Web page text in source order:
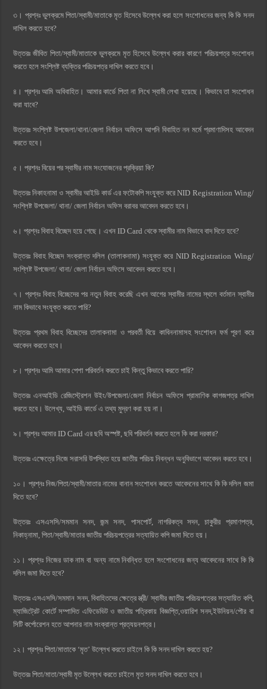
৩। প্রশ্নঃ ভুলক্রমে পিতা/স্বামী/মাতাকে মৃত হিসেবে উল্লেখ করা হলে সংশোধনের জন্য কি কি সনদ
দাখিল করতে হবে?
উত্তরঃ জীবিত পিতা/স্বামী/মাতাকে ভুলক্রমে মৃত হিসেবে উল্লেখ করার কারণে পরিচয়পত্র সংশোধন
করতে হলে সংশ্লিষ্ট ব্যক্তির পরিচয়পত্র দাখিল করতে হবে।
৪। প্রশ্নঃ আমি অবিবাহিত। আমার কার্ডে পিতা না লিখে স্বামী লেখা হয়েছে। কিভাবে তা সংশোধন
করা যাবে?
উত্তরঃ সংশ্লিষ্ট উপজেলা/থানা/জেলা নির্বাচন অফিসে আপনি বিবাহিত নন মর্মে প্রমাণাদিসহ আবেদন
করতে হবে।
৫। প্রশ্নঃ বিয়ের পর স্বামীর নাম সংযোজনের প্রক্রিয়া কি?
উত্তরঃ নিকাহনামা ও স্বামীর আইডি কার্ড এর ফটোকপি সংযুক্ত করে NID Registration Wing/
সংশ্লিষ্ট উপজেলা/ থানা/ জেলা নির্বাচন অফিস বরাবর আবেদন করতে হবে।
৬। প্রশ্নঃ বিবাহ বিচ্ছেদ হয়ে গেছে। এখন ID Card থেকে স্বামীর নাম বিভাবে বাদ দিতে হবে?
উত্তরঃ বিবাহ বিচ্ছেদ সংক্রান্ত দলিল (তালাকনামা) সংযুক্ত করে NID Registration Wing/
সংশ্লিষ্ট উপজেলা/ থানা/ জেলা নির্বাচন অফিসে আবেদন করতে হবে।
৭। প্রশ্নঃ বিবাহ বিচ্ছেদের পর নতুন বিবাহ করেছি এখন আগের স্বামীর নামের স্থলে বর্তমান স্বামীর
নাম কিভাবে সংযুক্ত করতে পারি?
উত্তরঃ প্রথম বিবাহ বিচ্ছেদের তালাকনামা ও পরবর্তী বিয়ে কাবিননামাসহ সংশোধন ফর্ম পূরণ করে
আবেদন করতে হবে।
৮। প্রশ্নঃ আমি আমার পেশা পরিবর্তন করতে চাই কিন্তু কিভাবে করতে পারি?
উত্তরঃ এনআইডি রেজিস্ট্রেশন উইং/উপজেলা/জেলা নির্বাচন অফিসে প্রামাণিক কাগজপত্র দাখিল
করতে হবে। উলেখ্য, আইডি কার্ডে এ তথ্য মুদ্রণ করা হয় না।
৯। প্রশ্নঃ আমার ID Card এর ছবি অস্পষ্ট, ছবি পরিবর্তন করতে হলে কি করা দরকার?
উত্তরঃ এক্ষেত্রে নিজে সরাসরি উপস্থিত হয়ে জাতীয় পরিচয় নিবন্ধন অনুবিভাগে আবেদন করতে হবে।
১০। প্রশ্নঃ নিজ/পিতা/স্বামী/মাতার নামের বানান সংশোধন করতে আবেদনের সাথে কি কি দলিল জমা
দিতে হবে?
উত্তরঃ এসএসসি/সমমান সনদ, জন্ম সনদ, পাসপোর্ট, নাগরিকত্ব সদন, চাকুরীর প্রমাণপত্র,
নিকাহ্‌নামা, পিতা/স্বামী/মাতার জাতীয় পরিচয়পত্রের সত্যায়িত কপি জমা দিতে হয়।
১১। প্রশ্নঃ নিজের ডাক নাম বা অন্য নামে নিবন্ধিত হলে সংশোধনের জন্য আবেদনের সাথে কি কি
দলিল জমা দিতে হবে?
উত্তরঃ এসএসসি/সমমান সনদ, বিবাহিতদের ক্ষেত্রে স্ত্রী/ স্বামীর জাতীয় পরিচয়পত্রের সত্যায়িত কপি,
ম্যাজিট্রেট কোর্টে সম্পাদিত এফিডেভিট ও জাতীয় পত্রিকায় বিজ্ঞপ্তি,ওয়ারিশ সনদ,ইউনিয়ন/পৌর বা
সিটি কর্পোরেশন হতে আপনার নাম সংক্রান্ত প্রত্যয়নপত্র।
১২। প্রশ্নঃ পিতা/মাতাকে ‘মৃত’ উল্লেখ করতে চাইলে কি কি সনদ দাখিল করতে হয়?
উত্তরঃ পিতা/মাতা/স্বামী মৃত উল্লেখ করতে চাইলে মৃত সনদ দাখিল করতে হবে।